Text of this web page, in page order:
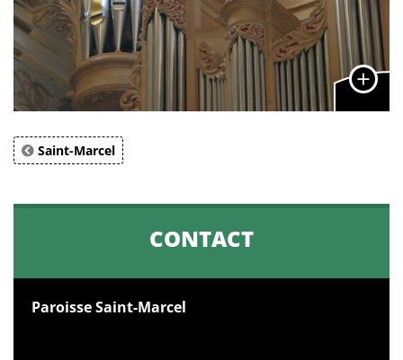
Saint-Marcel
CONTACT
Paroisse Saint-Marcel